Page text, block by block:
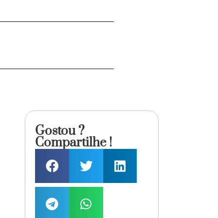
Gostou ?
Compartilhe !